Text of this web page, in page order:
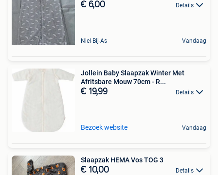
€ 6,00 Details
Niel-Bij-As Vandaag
Jollein Baby Slaapzak Winter Met
Afritsbare Mouw 70cm - R...
€ 19,99 Details
Bezoek website Vandaag
Slaapzak HEMA Vos TOG 3
€ 10,00 Details